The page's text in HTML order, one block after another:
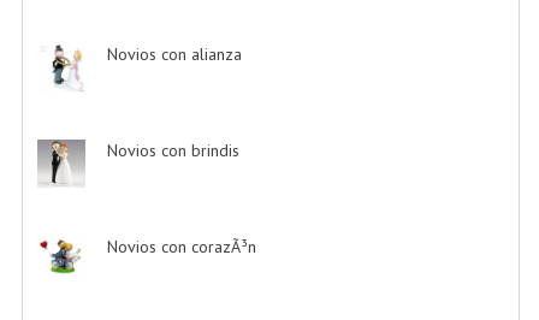
Novios con alianza
Novios con brindis
Novios con corazÃ³n